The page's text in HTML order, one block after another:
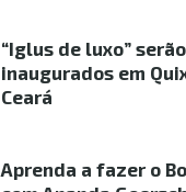
“Iglus de luxo” serão
inaugurados em
Ceará
Aprenda a fazer o